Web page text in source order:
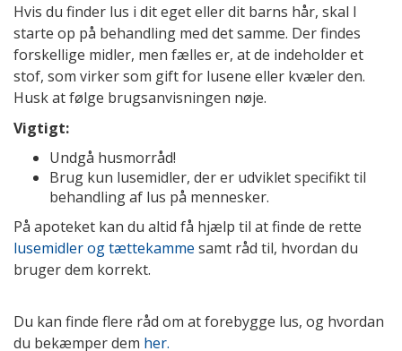
Hvis du finder lus i dit eget eller dit barns hår, skal I
starte op på behandling med det samme. Der findes
forskellige midler, men fælles er, at de indeholder et
stof, som virker som gift for lusene eller kvæler den.
Husk at følge brugsanvisningen nøje.
Vigtigt:
Undgå husmorråd!
Brug kun lusemidler, der er udviklet specifikt til
behandling af lus på mennesker.
På apoteket kan du altid få hjælp til at finde de rette
lusemidler og tættekamme samt råd til, hvordan du
bruger dem korrekt.
Du kan finde flere råd om at forebygge lus, og hvordan
du bekæmper dem her.